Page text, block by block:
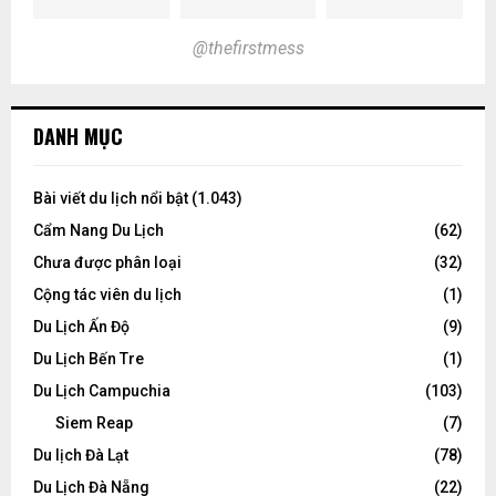
@thefirstmess
DANH MỤC
Bài viết du lịch nổi bật (1.043)
Cẩm Nang Du Lịch
(62)
Chưa được phân loại
(32)
Cộng tác viên du lịch
(1)
Du Lịch Ấn Độ
(9)
Du Lịch Bến Tre
(1)
Du Lịch Campuchia
(103)
Siem Reap
(7)
Du lịch Đà Lạt
(78)
Du Lịch Đà Nẵng
(22)